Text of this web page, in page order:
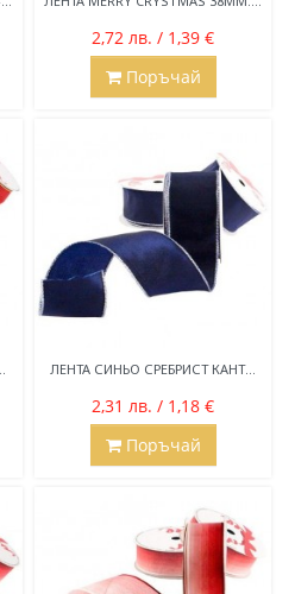
2,72 лв. / 1,39 €
Поръчай
ЛЕНТА СИНЬО СРЕБРИСТ КАНТ...
2,31 лв. / 1,18 €
Поръчай